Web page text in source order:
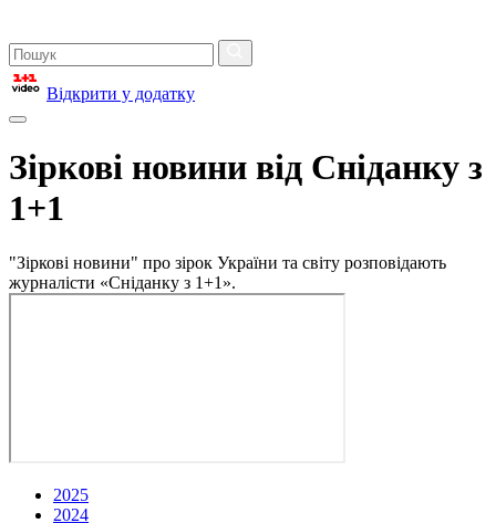
Відкрити у додатку
Зіркові новини від Сніданку з
1+1
"Зіркові новини" про зірок України та світу розповідають
журналісти «Сніданку з 1+1».
2025
2024